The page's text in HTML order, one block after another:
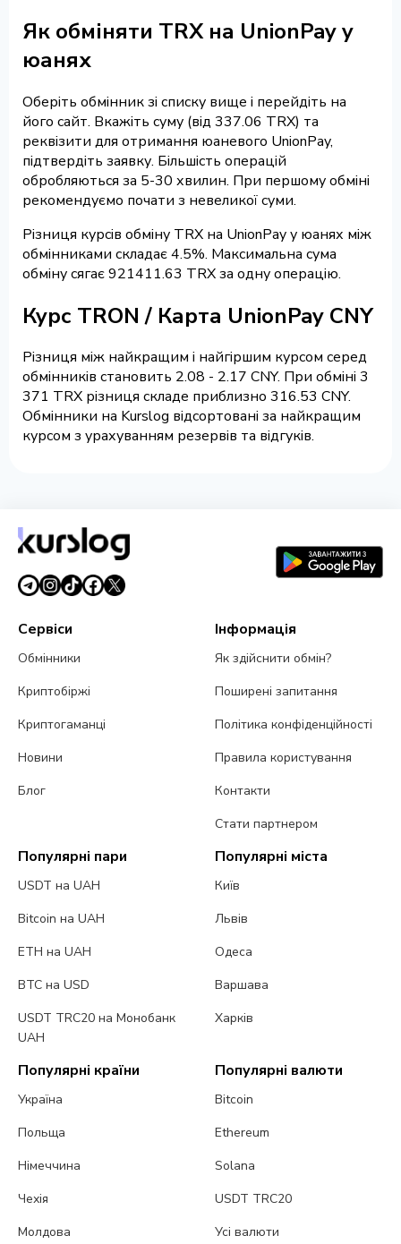
Як обміняти TRX на UnionPay у
юанях
Оберіть обмінник зі списку вище і перейдіть на
його сайт. Вкажіть суму (від 337.06 TRX) та
реквізити для отримання юаневого UnionPay,
підтвердіть заявку. Більшість операцій
обробляються за 5-30 хвилин. При першому обміні
рекомендуємо почати з невеликої суми.
Різниця курсів обміну TRX на UnionPay у юанях між
обмінниками складає 4.5%. Максимальна сума
обміну сягає 921411.63 TRX за одну операцію.
Курс TRON / Карта UnionPay CNY
Різниця між найкращим і найгіршим курсом серед
обмінників становить 2.08 - 2.17 CNY. При обміні 3
371 TRX різниця складе приблизно 316.53 CNY.
Обмінники на Kurslog відсортовані за найкращим
курсом з урахуванням резервів та відгуків.
Сервіси
Обмінники
Криптобіржі
Криптогаманці
Новини
Блог
Інформація
Як здійснити обмін?
Поширені запитання
Політика конфіденційності
Правила користування
Контакти
Стати партнером
Популярні пари
USDT на UAH
Bitcoin на UAH
ETH на UAH
BTC на USD
USDT TRC20 на Монобанк
UAH
Популярні міста
Київ
Львів
Одеса
Варшава
Харків
Популярні країни
Україна
Польща
Німеччина
Чехія
Молдова
Популярні валюти
Bitcoin
Ethereum
Solana
USDT TRC20
Усі валюти